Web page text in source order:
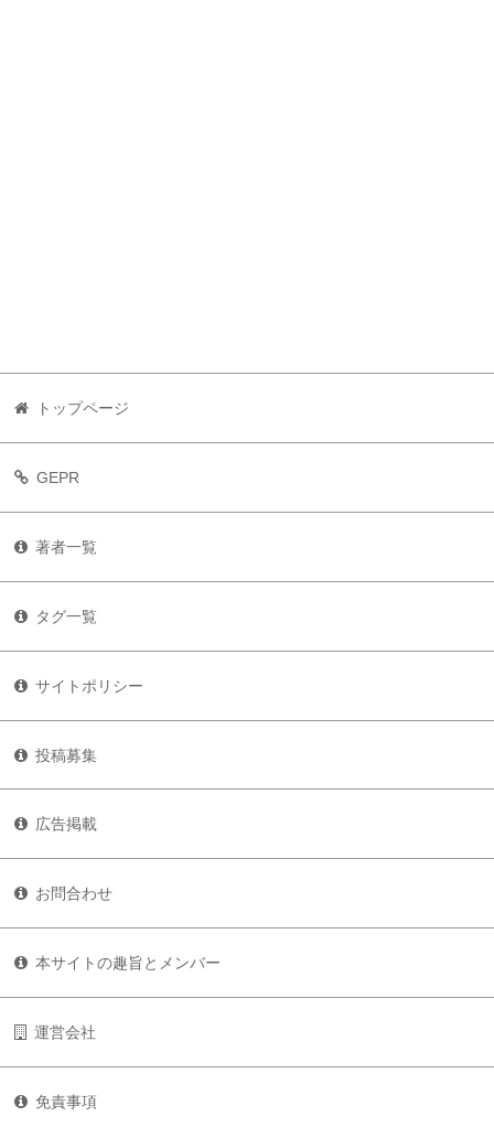
トップページ
GEPR
著者一覧
タグ一覧
サイトポリシー
投稿募集
広告掲載
お問合わせ
本サイトの趣旨とメンバー
運営会社
免責事項